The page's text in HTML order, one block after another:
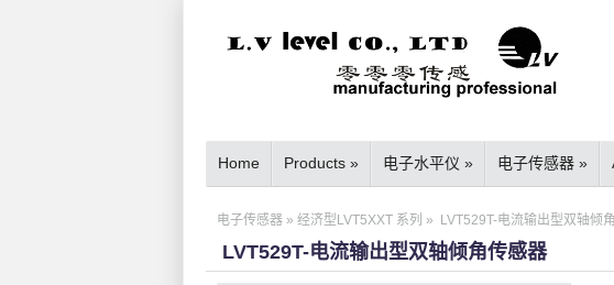
Home Products » 电子水平仪 » 电子传感器 »
电子传感器 » 经济型LVT5XXT 系列 » LVT529T-电流输出型双轴倾
LVT529T-电流输出型双轴倾角传感器